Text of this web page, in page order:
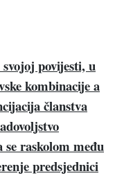
povijesti, u
kombinacije a
članstva
raskolom među
predsjednici